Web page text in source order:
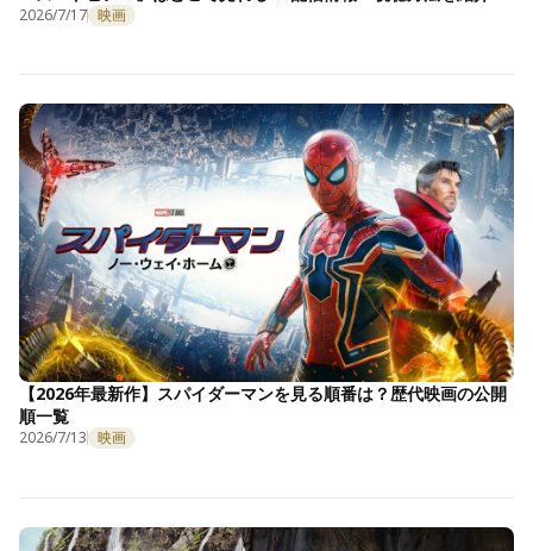
2026/7/17 映画
【2026年最新作】スパイダーマンを見る順番は？歴代映画の公開
順一覧
2026/7/13 映画